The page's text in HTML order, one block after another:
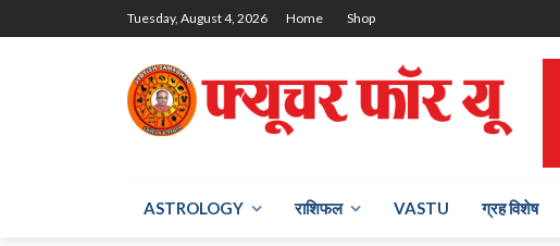
Tuesday, August 4, 2026 Home Shop
ASTROLOGY राश‍िफल VASTU ग्रह विशेष